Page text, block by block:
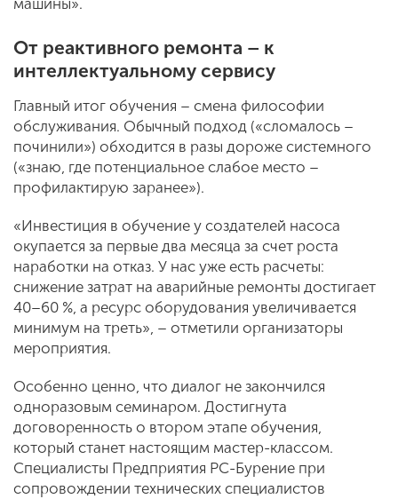
машины».
От реактивного ремонта – к
интеллектуальному сервису
Главный итог обучения – смена философии
обслуживания. Обычный подход («сломалось –
починили») обходится в разы дороже системного
(«знаю, где потенциальное слабое место –
профилактирую заранее»).
«Инвестиция в обучение у создателей насоса
окупается за первые два месяца за счет роста
наработки на отказ. У нас уже есть расчеты:
снижение затрат на аварийные ремонты достигает
40–60 %, а ресурс оборудования увеличивается
минимум на треть», – отметили организаторы
мероприятия.
Особенно ценно, что диалог не закончился
одноразовым семинаром. Достигнута
договоренность о втором этапе обучения,
который станет настоящим мастер-классом.
Специалисты Предприятия РС-Бурение при
сопровождении технических специалистов